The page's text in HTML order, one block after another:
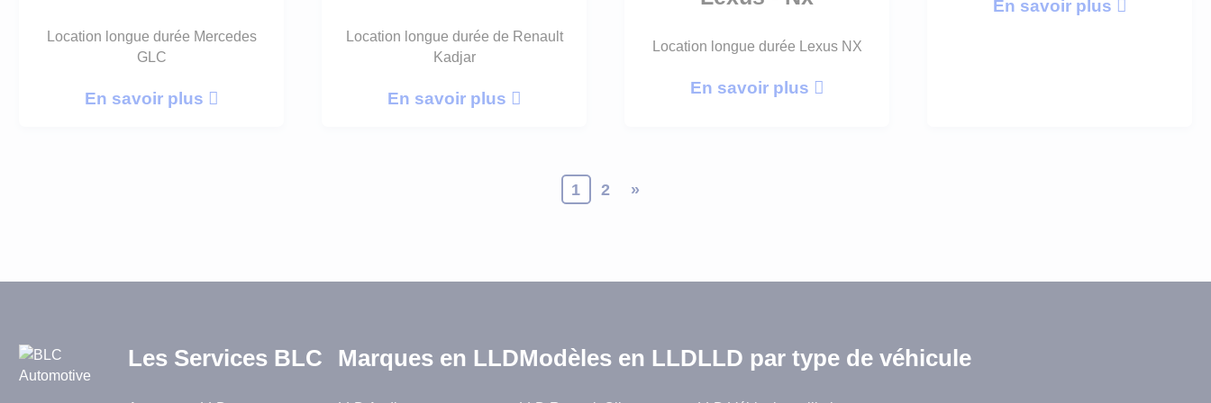
Location longue durée Mercedes
GLC
En savoir plus
Location longue durée de Renault
Kadjar
En savoir plus
Location longue durée Lexus NX
En savoir plus
En savoir plus
1 2 »
Les Services BLC Marques en LLDModèles en LLDLLD par type de véhicule